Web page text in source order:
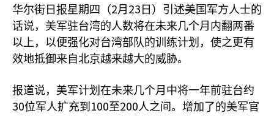
华尔街日报星期四（2月 23 日）引述美国军方人士的
话说，美军驻台湾的人数将在未来几个月内翻两番
以上，以便强化对台湾部队的训练计划，使之更有
效地抵御来自北京越来越大的威胁。
报道说，美军计划在未来几个月中将一年前驻台约
30位军人扩充到 100至200人之间。增加了的美军官